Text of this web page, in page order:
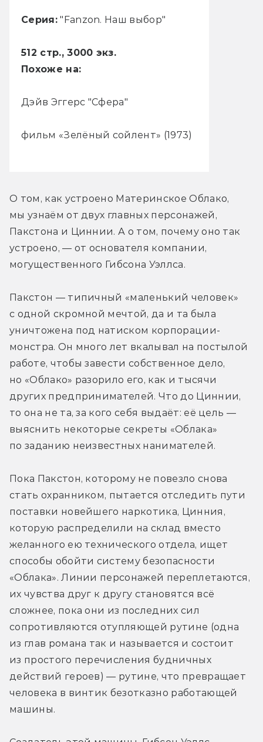
Серия:"Fanzon. Наш выбор"
512 стр., 3000 экз.
Похоже на:
Дэйв Эггерс "Сфера"
фильм «Зелёный сойлент» (1973)
О том, как устроено Материнское Облако,
мы узнаём от двух главных персонажей,
Пакстона и Циннии. А о том, почему оно так
устроено, — от основателя компании,
могущественного Гибсона Уэллса.
Пакстон — типичный «маленький человек»
с одной скромной мечтой, да и та была
уничтожена под натиском корпорации-
монстра. Он много лет вкалывал на постылой
работе, чтобы завести собственное дело,
но «Облако» разорило его, как и тысячи
других предпринимателей. Что до Циннии,
то она не та, за кого себя выдаёт: её цель —
выяснить некоторые секреты «Облака»
по заданию неизвестных нанимателей.
Пока Пакстон, которому не повезло снова
стать охранником, пытается отследить пути
поставки новейшего наркотика, Цинния,
которую распределили на склад вместо
желанного ею технического отдела, ищет
способы обойти систему безопасности
«Облака». Линии персонажей переплетаются,
их чувства друг к другу становятся всё
сложнее, пока они из последних сил
сопротивляются отупляющей рутине (одна
из глав романа так и называется и состоит
из простого перечисления будничных
действий героев) — рутине, что превращает
человека в винтик безотказно работающей
машины.